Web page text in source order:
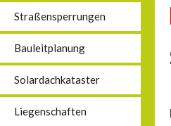
Straßensperrungen
Bauleitplanung
Solardachkataster
Liegenschaften